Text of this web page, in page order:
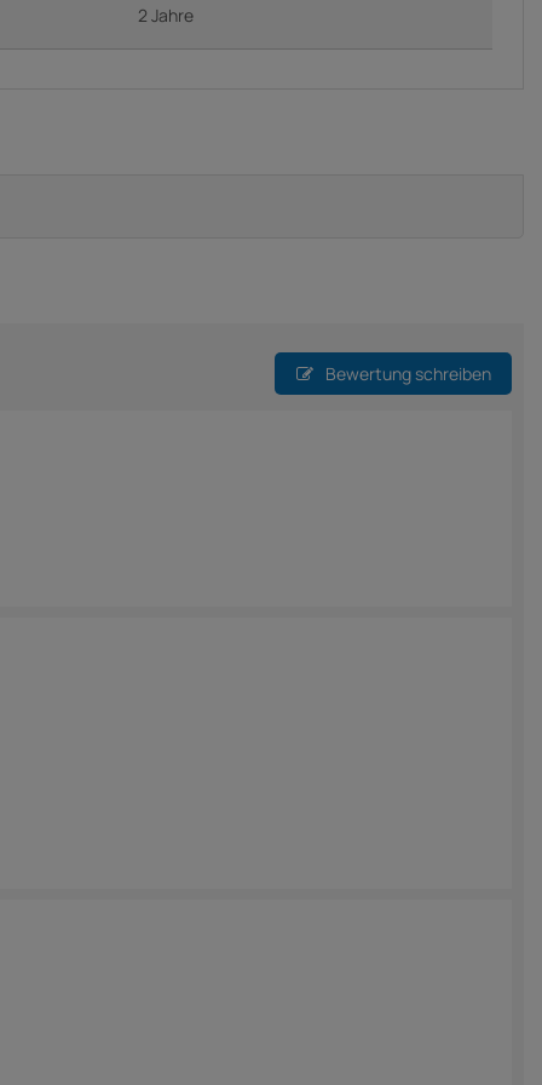
2 Jahre
Bewertung schreiben